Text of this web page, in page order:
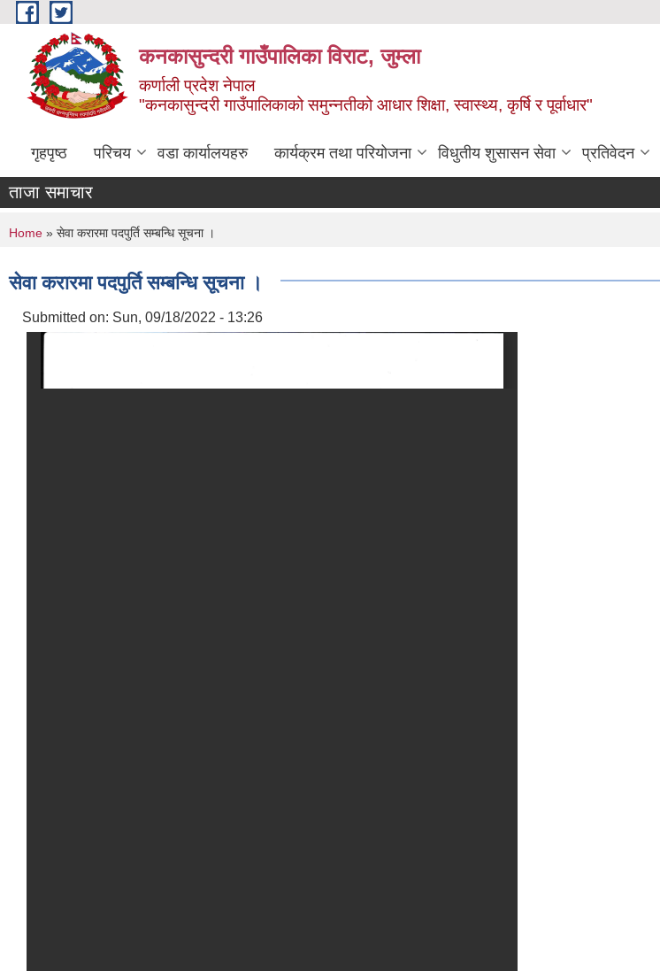
Skip to main content
कनकासुन्दरी गाउँपालिका विराट, जुम्ला
कर्णाली प्रदेश नेपाल
"कनकासुन्दरी गाउँपालिकाको समुन्नतीको आधार शिक्षा, स्वास्थ्य, कृर्षि र पूर्वाधार"
गृहपृष्ठ परिचय वडा कार्यालयहरु कार्यक्रम तथा परियोजना विधुतीय शुसासन सेवा प्रतिवेदन
ताजा समाचार
You are here
Home » सेवा करारमा पदपुर्ति सम्बन्धि सूचना ।
सेवा करारमा पदपुर्ति सम्बन्धि सूचना ।
Submitted on: Sun, 09/18/2022 - 13:26